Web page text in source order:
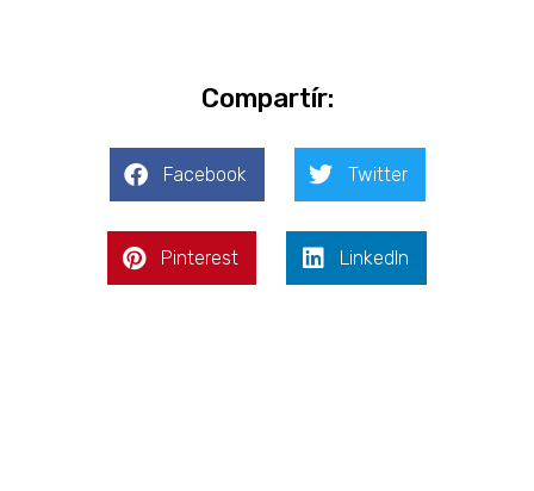
Compartír:
Facebook Twitter
Pinterest LinkedIn